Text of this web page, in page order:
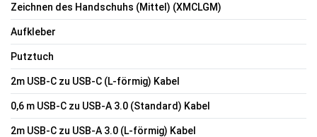
Zeichnen des Handschuhs (Mittel) (XMCLGM)
Aufkleber
Putztuch
2m USB-C zu USB-C (L-förmig) Kabel
0,6 m USB-C zu USB-A 3.0 (Standard) Kabel
2m USB-C zu USB-A 3.0 (L-förmig) Kabel